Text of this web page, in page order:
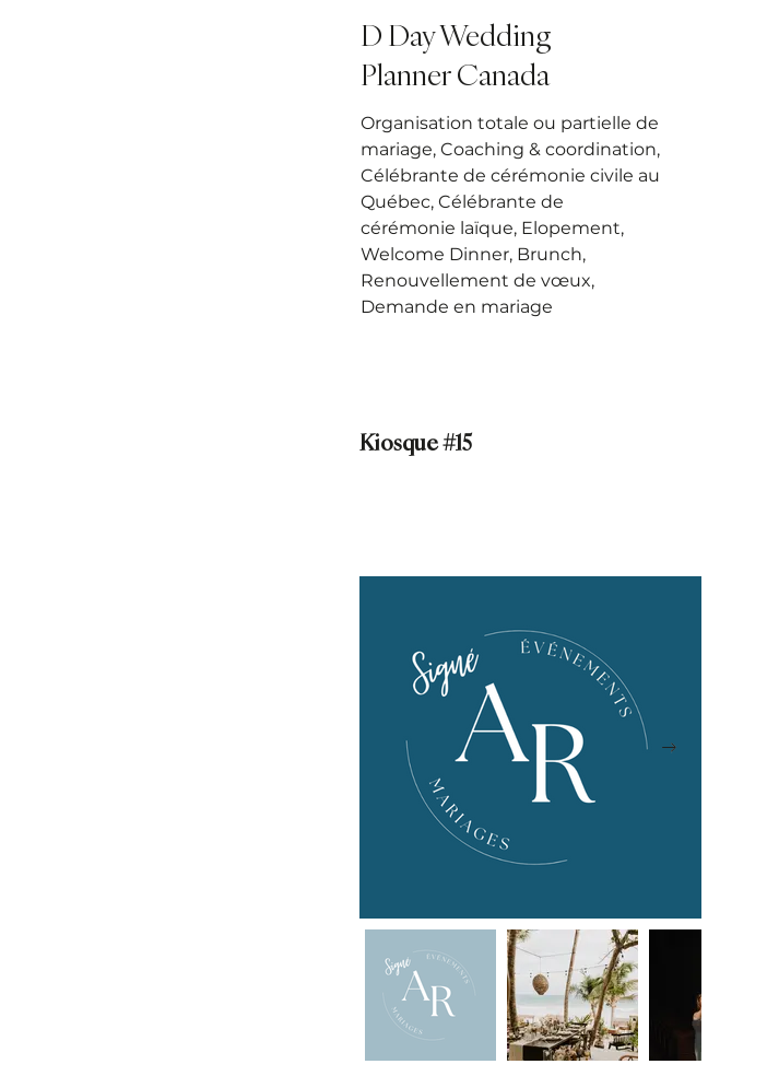
D Day Wedding
Planner Canada
Organisation totale ou partielle de
mariage, Coaching & coordination,
Célébrante de cérémonie civile au
Québec, Célébrante de
cérémonie laïque, Elopement,
Welcome Dinner, Brunch,
Renouvellement de vœux,
Demande en mariage
Kiosque #15